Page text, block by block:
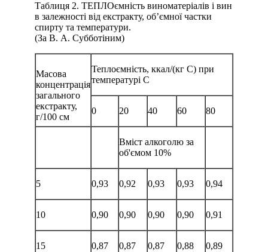
Таблиця 2. ТЕПЛОємність виноматеріалів і вин
в залежності від екстракту, об’ємної частки
спирту та температури.
(За В. А. Субботіним)
Масова
концентрація
загального
екстракту,
г/100 см
Теплоємність, ккал/(кг С) при
температурі С
0 20 40 60 80
Вміст алкоголю за
об'ємом 10%
5 0,93 0,92 0,93 0,93 0,94
10 0,90 0,90 0,90 0,90 0,91
15 0,87 0,87 0,87 0,88 0,89